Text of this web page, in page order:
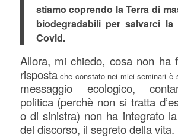
stiamo coprendo la Terra di
biodegradabili per salvarci la
Covid.
Allora, mi chiedo, cosa non ha
rispostache constato nei miei seminari è
messaggio ecologico,
politica (perchè non si tratta
o di sinistra) non ha integrato
del discorso, il segreto della vita.